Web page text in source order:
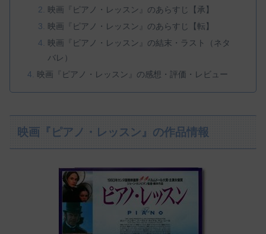
映画『ピアノ・レッスン』のあらすじ【承】
映画『ピアノ・レッスン』のあらすじ【転】
映画『ピアノ・レッスン』の結末・ラスト（ネタ
バレ）
映画『ピアノ・レッスン』の感想・評価・レビュー
映画『ピアノ・レッスン』の作品情報